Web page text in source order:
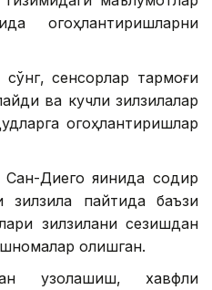
огоҳлантиришларни
сенсорлар тармоғи
ва кучли зилзилалар
огоҳлантиришлар
Диего яқинида содир
зилзила пайтида баъзи
зилзилани сезишдан
олишган.
узоқлашиш, хавфли